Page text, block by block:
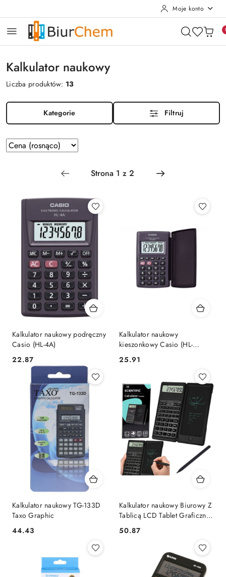
Moje konto
Kalkulator naukowy
Liczba produktów: 13
Kategorie Filtruj
Zastosowano
sortowanie:
Sortuj
według
Kalkulator naukowy podręczny
Casio (HL-4A)
Cena:
22.87
Kalkulator naukowy
kieszonkowy Casio (HL-
820LV-B)
Cena:
25.91
Kalkulator naukowy TG-133D
Taxo Graphic
Cena:
44.43
Kalkulator naukowy Biurowy Z
Tablicą LCD Tablet Graficzny
Cena:
50.87